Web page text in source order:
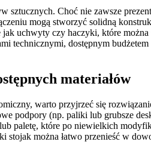
Choć nie zawsze
mogą stworzyć solidną
uchwyty czy haczyki, które
dostępnym
materiałów
warto przyjrzeć się
podpory (np. paliki lub grubsze
paletę, które po niewielkich
można łatwo przenieść w